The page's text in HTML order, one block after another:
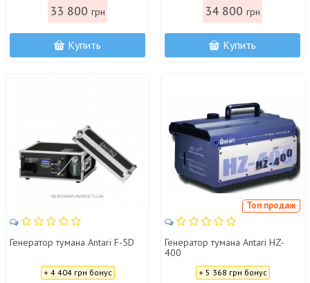
33 800 грн
Купить
34 800 грн
Купить
Генератор тумана Antari F-5D
+ 4 404 грн бонус
Топ продаж
Генератор тумана Antari HZ-
400
+ 5 368 грн бонус